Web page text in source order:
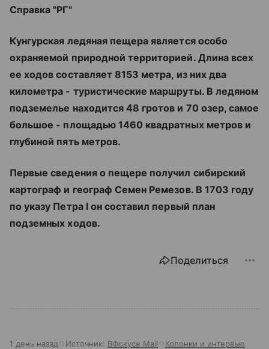
Справка "РГ"
Кунгурская ледяная пещера является особо
охраняемой природной территорией. Длина всех
ее ходов составляет 8153 метра, из них два
километра - туристические маршруты. В ледяном
подземелье находится 48 гротов и 70 озер, самое
большое - площадью 1460 квадратных метров и
глубиной пять метров.
Первые сведения о пещере получил сибирский
картограф и географ Семен Ремезов. В 1703 году
по указу Петра I он составил первый план
подземных ходов.
Поделиться
1 день назад Источник: ВФокусе Mail Колонки и интервью